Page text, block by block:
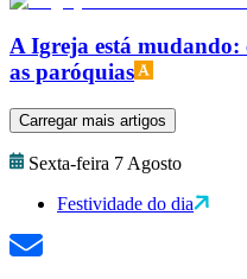
A Igreja está
as paróquias
Carregar mais artigos
Sexta-feira 7 Agosto
Festividade do dia